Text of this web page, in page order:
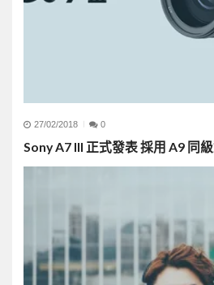
27/02/2018 0
Sony A7 III 正式發表 採用 A9 同